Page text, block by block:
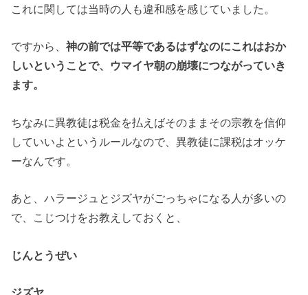
これに関しては当時の人も違和感を感じていました。
ですから、神の前では平等であるはずなのにこれはおか
しいということで、ウマイヤ朝の崩壊につながっていき
ます。
ちなみに異教徒は税金を払えばそのままその宗教を信仰
していいよというルールなので、異教徒に課税はオッケ
ーなんです。
あと、ハラージュとジズヤがごっちゃになる人が多いの
で、こじつけをお教えしておくと、
じんとうぜい
ジズヤ